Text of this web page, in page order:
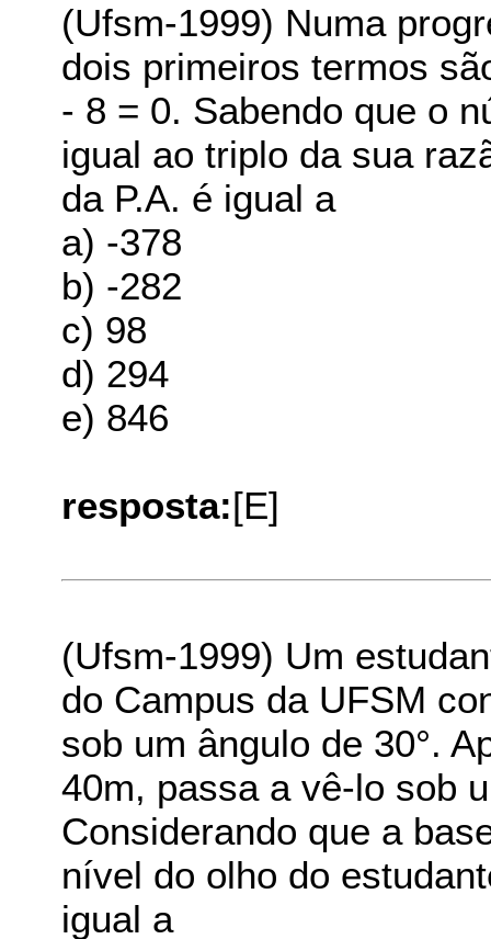
(Ufsm-1999) Numa
dois primeiros termos
- 8 = 0. Sabendo que o
igual ao triplo da sua
da P.A. é igual a
a) -378
b) -282
c) 98
d) 294
e) 846
resposta:[E]
(Ufsm-1999) Um
do Campus da UFSM
sob um ângulo de 30°.
40m, passa a vê-lo sob
Considerando que a
nível do olho do
igual a